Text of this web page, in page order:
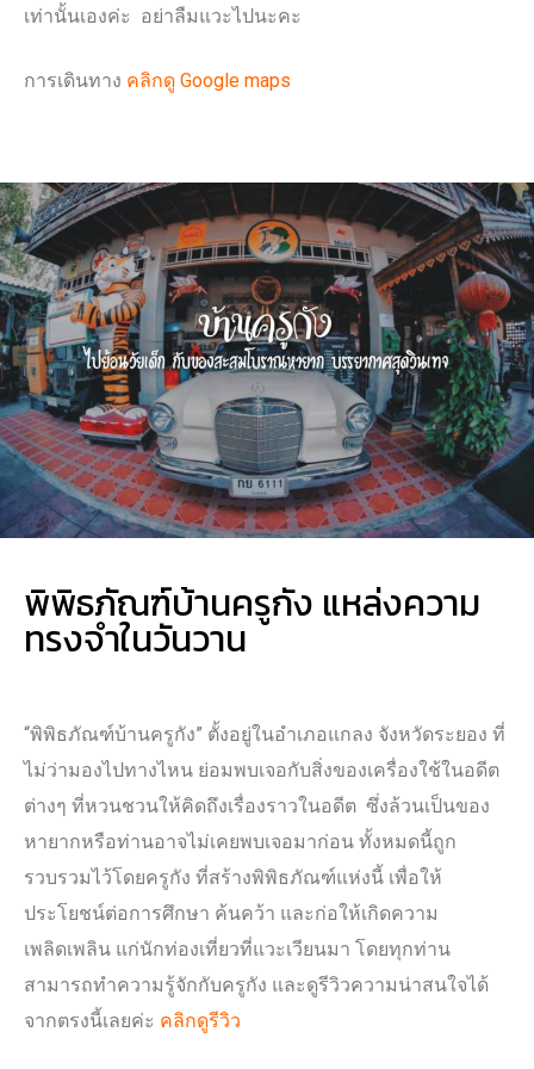
เท่านั้นเองค่ะ อย่าลืมแวะไปนะคะ
การเดินทาง คลิกดู Google maps
พิพิธภัณฑ์บ้านครูกัง แหล่งความ
ทรงจำในวันวาน
“พิพิธภัณฑ์บ้านครูกัง” ตั้งอยู่ในอำเภอแกลง จังหวัดระยอง ที่
ไม่ว่ามองไปทางไหน ย่อมพบเจอกับสิ่งของเครื่องใช้ในอดีต
ต่างๆ ที่หวนชวนให้คิดถึงเรื่องราวในอดีต ซึ่งล้วนเป็นของ
หายากหรือท่านอาจไม่เคยพบเจอมาก่อน ทั้งหมดนี้ถูก
รวบรวมไว้โดยครูกัง ที่สร้างพิพิธภัณฑ์แห่งนี้ เพื่อให้
ประโยชน์ต่อการศึกษา ค้นคว้า และก่อให้เกิดความ
เพลิดเพลิน แก่นักท่องเที่ยวที่แวะเวียนมา โดยทุกท่าน
สามารถทำความรู้จักกับครูกัง และดูรีวิวความน่าสนใจได้
จากตรงนี้เลยค่ะ คลิกดูรีวิว